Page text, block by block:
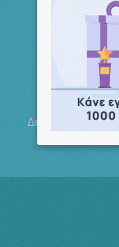
Δευτέρα-